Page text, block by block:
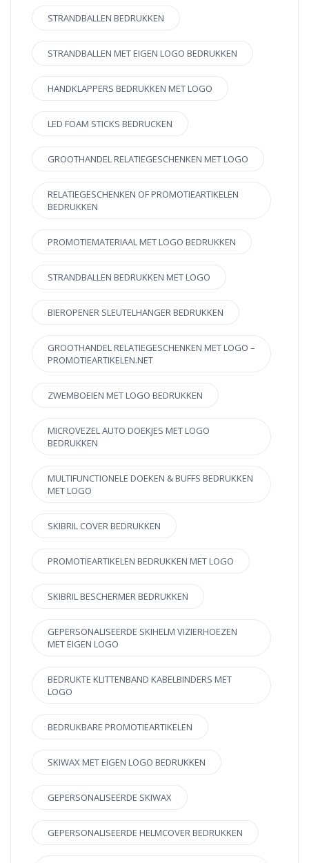
STRANDBALLEN BEDRUKKEN
STRANDBALLEN MET EIGEN LOGO BEDRUKKEN
HANDKLAPPERS BEDRUKKEN MET LOGO
LED FOAM STICKS BEDRUCKEN
GROOTHANDEL RELATIEGESCHENKEN MET LOGO
RELATIEGESCHENKEN OF PROMOTIEARTIKELEN
BEDRUKKEN
PROMOTIEMATERIAAL MET LOGO BEDRUKKEN
STRANDBALLEN BEDRUKKEN MET LOGO
BIEROPENER SLEUTELHANGER BEDRUKKEN
GROOTHANDEL RELATIEGESCHENKEN MET LOGO –
PROMOTIEARTIKELEN.NET
ZWEMBOEIEN MET LOGO BEDRUKKEN
MICROVEZEL AUTO DOEKJES MET LOGO
BEDRUKKEN
MULTIFUNCTIONELE DOEKEN & BUFFS BEDRUKKEN
MET LOGO
SKIBRIL COVER BEDRUKKEN
PROMOTIEARTIKELEN BEDRUKKEN MET LOGO
SKIBRIL BESCHERMER BEDRUKKEN
GEPERSONALISEERDE SKIHELM VIZIERHOEZEN
MET EIGEN LOGO
BEDRUKTE KLITTENBAND KABELBINDERS MET
LOGO
BEDRUKBARE PROMOTIEARTIKELEN
SKIWAX MET EIGEN LOGO BEDRUKKEN
GEPERSONALISEERDE SKIWAX
GEPERSONALISEERDE HELMCOVER BEDRUKKEN